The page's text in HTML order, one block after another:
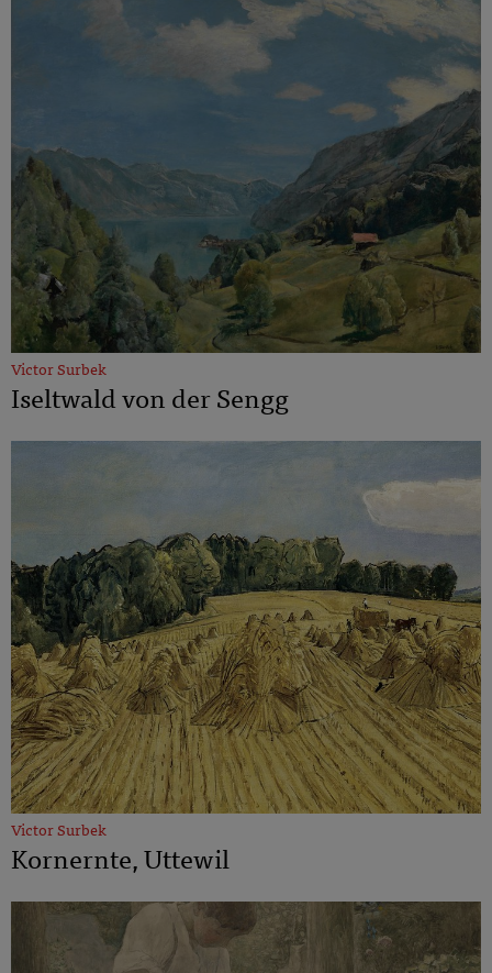
Victor Surbek
Iseltwald von der Sengg
Victor Surbek
Kornernte, Uttewil